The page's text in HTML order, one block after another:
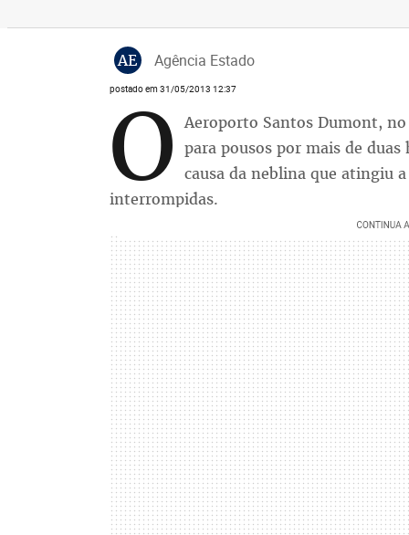
AE Agência Estado
postado em 31/05/2013 12:37
O Aeroporto Santos Dumont,
para pousos por mais de
causa da neblina que atingiu
interrompidas.